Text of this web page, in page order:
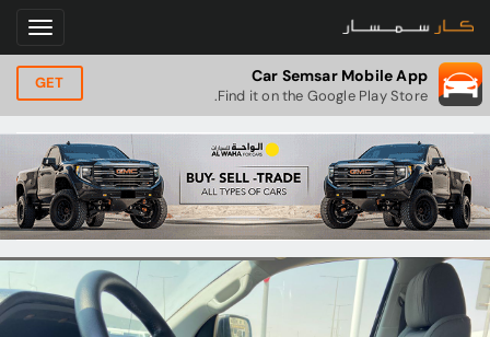
Car Semsar Mobile App
Find it on the Google Play Store.
GET